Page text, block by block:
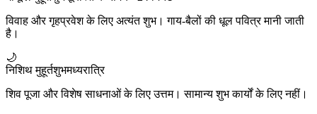
विवाह और गृहप्रवेश के लिए अत्यंत शुभ। गाय-बैलों की धूल पवित्र मानी जाती
है।
🌙
निशिथ मुहूर्तशुभमध्यरात्रि
शिव पूजा और विशेष साधनाओं के लिए उत्तम। सामान्य शुभ कार्यों के लिए नहीं।